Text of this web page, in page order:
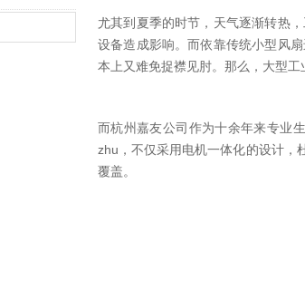
尤其到夏季的时节，天气逐渐转热
设备造成影响。而依靠传统小型风
本上又难免捉襟见肘。那么，大型
而杭州嘉友公司作为十余年来专业
zhu，不仅采用电机一体化的设计，
覆盖。